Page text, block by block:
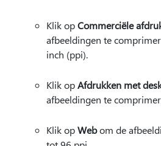
Klik opCommerciële
afbeeldingen te
inch (ppi).
Klik opAfdrukken met
afbeeldingen te
Klik opWebom de